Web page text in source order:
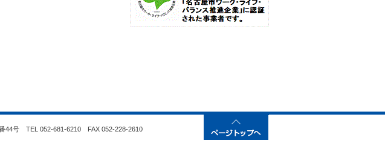
44号 TEL 052-681-6210 FAX 052-228-2610